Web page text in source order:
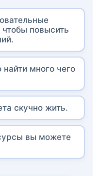
повысить
много чего
скучно жить.
вы можете